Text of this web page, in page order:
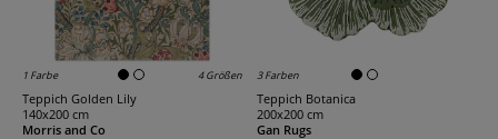
1 Farbe 4 Größen
Teppich Golden Lily
140x200 cm
Morris and Co
3 Farben
Teppich Botanica
200x200 cm
Gan Rugs